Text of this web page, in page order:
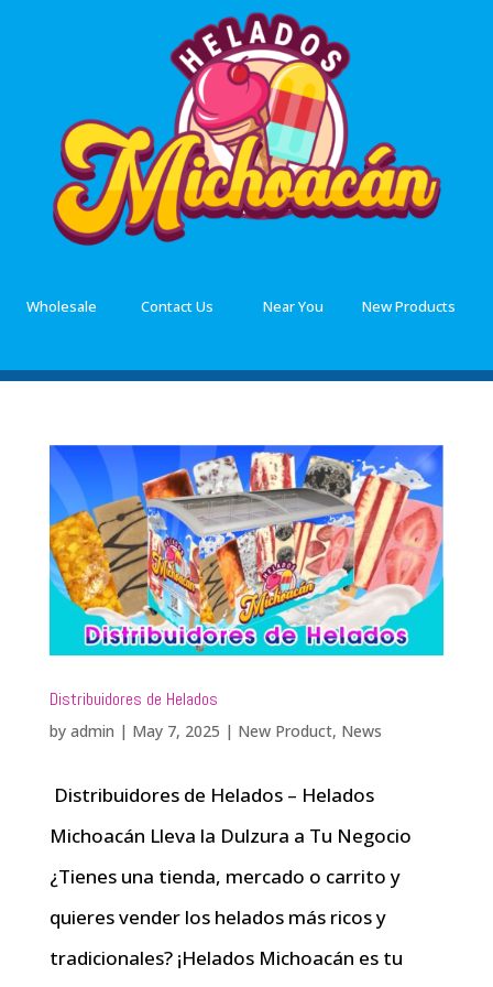
Wholesale Contact Us Near You New Products
Distribuidores de Helados
by admin | May 7, 2025 | New Product, News
Distribuidores de Helados – Helados
Michoacán Lleva la Dulzura a Tu Negocio
¿Tienes una tienda, mercado o carrito y
quieres vender los helados más ricos y
tradicionales? ¡Helados Michoacán es tu